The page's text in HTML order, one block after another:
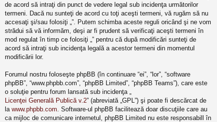
de acord să intraţi din punct de vedere legal sub incidenţa următorilor
termeni. Dacă nu sunteţi de acord cu toţi aceşti termeni, vă rugăm să nu
accesaţi şi/sau folosiţi „”. Putem schimba aceste reguli oricând şi ne vom
strădui să vă informăm, deşi ar fi prudent să verificaţi aceşti termeni în
mod regulat în timp ce folosiţi „” pentru că după modificări sunteţi de
acord să intraţi sub incidenţa legală a acestor termeni din momentul
modificării lor.
Forumul nostru foloseşte phpBB (în continuare “ei”, “lor”, “software
phpBB”, “www.phpbb.com”, “phpBB Limited”, “phpBB Teams”), care este
o soluţie pentru forum lansată sub incidenţa „
Licenţei Generală Publică v.2” (abreviată „GPL”) şi poate fi descărcat de
la www.phpbb.com . Software-ul phpBB facilitează doar discuţiile care au
ca mijloc de comunicare internetul, phpBB Limited nu este responsabill în